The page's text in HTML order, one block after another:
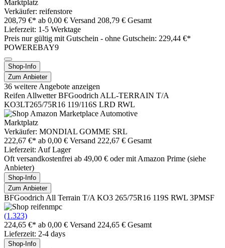
Marktplatz
Verkäufer: reifenstore
208,79 €* ab 0,00 € Versand 208,79 € Gesamt
Lieferzeit: 1-5 Werktage
Preis nur gültig mit Gutschein - ohne Gutschein: 229,44 €*
POWEREBAY9
Shop-Info
Zum Anbieter
36 weitere Angebote anzeigen
Reifen Allwetter BFGoodrich ALL-TERRAIN T/A
KO3LT265/75R16 119/116S LRD RWL
Marktplatz
Verkäufer: MONDIAL GOMME SRL
222,67 €* ab 0,00 € Versand 222,67 € Gesamt
Lieferzeit: Auf Lager
Oft versandkostenfrei ab 49,00 € oder mit Amazon Prime (siehe
Anbieter)
Shop-Info
Zum Anbieter
BFGoodrich All Terrain T/A KO3 265/75R16 119S RWL 3PMSF
(1.323)
224,65 €* ab 0,00 € Versand 224,65 € Gesamt
Lieferzeit: 2-4 days
Shop-Info